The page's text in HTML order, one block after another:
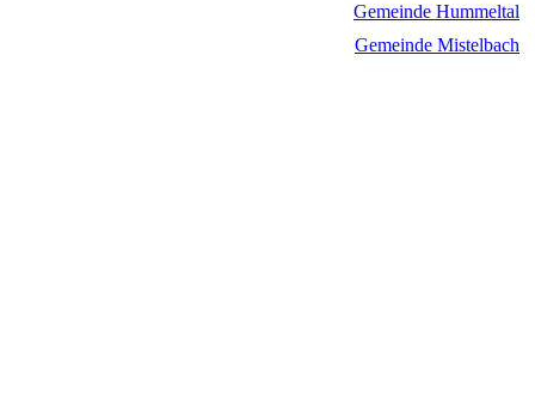
Gemeinde Hummeltal
Gemeinde Mistelbach